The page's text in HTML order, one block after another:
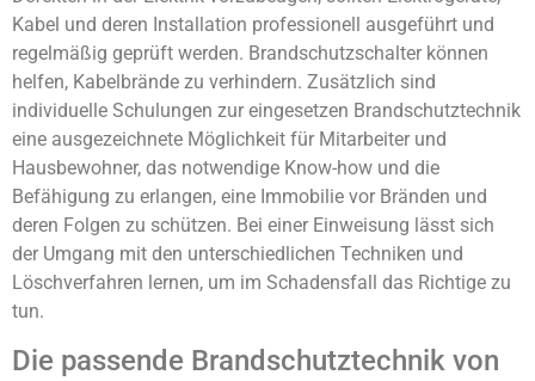
Kabel und deren Installation professionell ausgeführt und
regelmäßig geprüft werden. Brandschutzschalter können
helfen, Kabelbrände zu verhindern. Zusätzlich sind
individuelle Schulungen zur eingesetzen Brandschutztechnik
eine ausgezeichnete Möglichkeit für Mitarbeiter und
Hausbewohner, das notwendige Know-how und die
Befähigung zu erlangen, eine Immobilie vor Bränden und
deren Folgen zu schützen. Bei einer Einweisung lässt sich
der Umgang mit den unterschiedlichen Techniken und
Löschverfahren lernen, um im Schadensfall das Richtige zu
tun.
Die passende Brandschutztechnik von